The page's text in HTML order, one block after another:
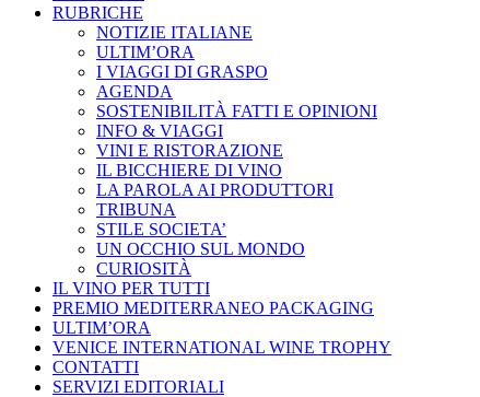
RUBRICHE
NOTIZIE ITALIANE
ULTIM’ORA
I VIAGGI DI GRASPO
AGENDA
SOSTENIBILITÀ FATTI E OPINIONI
INFO & VIAGGI
VINI E RISTORAZIONE
IL BICCHIERE DI VINO
LA PAROLA AI PRODUTTORI
TRIBUNA
STILE SOCIETA’
UN OCCHIO SUL MONDO
CURIOSITÀ
IL VINO PER TUTTI
PREMIO MEDITERRANEO PACKAGING
ULTIM’ORA
VENICE INTERNATIONAL WINE TROPHY
CONTATTI
SERVIZI EDITORIALI